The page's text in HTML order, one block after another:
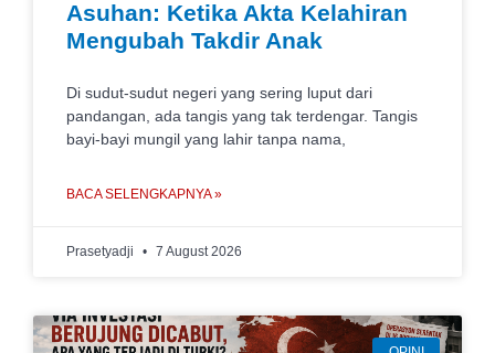
Asuhan: Ketika Akta Kelahiran
Mengubah Takdir Anak
Di sudut-sudut negeri yang sering luput dari
pandangan, ada tangis yang tak terdengar. Tangis
bayi-bayi mungil yang lahir tanpa nama,
BACA SELENGKAPNYA »
Prasetyadji 7 August 2026